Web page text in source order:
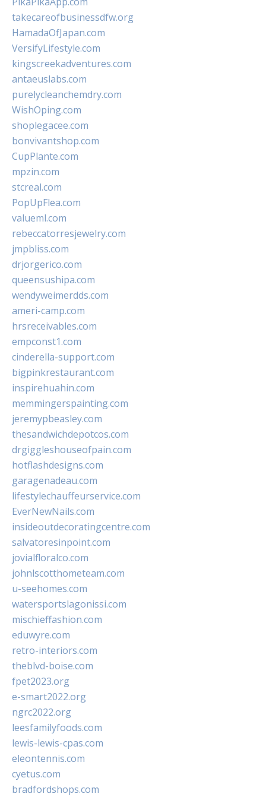
takecareofbusinessdfw.org
HamadaOfJapan.com
VersifyLifestyle.com
kingscreekadventures.com
antaeuslabs.com
purelycleanchemdry.com
WishOping.com
shoplegacee.com
bonvivantshop.com
CupPlante.com
mpzin.com
stcreal.com
PopUpFlea.com
valueml.com
rebeccatorresjewelry.com
jmpbliss.com
drjorgerico.com
queensushipa.com
wendyweimerdds.com
ameri-camp.com
hrsreceivables.com
empconst1.com
cinderella-support.com
bigpinkrestaurant.com
inspirehuahin.com
memmingerspainting.com
jeremypbeasley.com
thesandwichdepotcos.com
drgiggleshouseofpain.com
hotflashdesigns.com
garagenadeau.com
lifestylechauffeurservice.com
EverNewNails.com
insideoutdecoratingcentre.com
salvatoresinpoint.com
jovialfloralco.com
johnlscotthometeam.com
u-seehomes.com
watersportslagonissi.com
mischieffashion.com
eduwyre.com
retro-interiors.com
theblvd-boise.com
fpet2023.org
e-smart2022.org
ngrc2022.org
leesfamilyfoods.com
lewis-lewis-cpas.com
eleontennis.com
cyetus.com
bradfordshops.com